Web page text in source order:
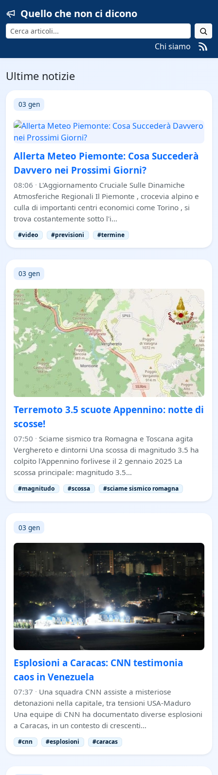
Quello che non ci dicono
Cerca
Chi siamo
Ultime notizie
03 gen
Allerta Meteo Piemonte: Cosa Succederà
Davvero nei Prossimi Giorni?
08:06 · L'Aggiornamento Cruciale Sulle Dinamiche
Atmosferiche Regionali Il Piemonte , crocevia alpino e
culla di importanti centri economici come Torino , si
trova costantemente sotto l'i…
#video #previsioni #termine
03 gen
Terremoto 3.5 scuote Appennino: notte di
scosse!
07:50 · Sciame sismico tra Romagna e Toscana agita
Verghereto e dintorni Una scossa di magnitudo 3.5 ha
colpito l'Appennino forlivese il 2 gennaio 2025 La
scossa principale: magnitudo 3.5…
#magnitudo #scossa #sciame sismico romagna
03 gen
Esplosioni a Caracas: CNN testimonia
caos in Venezuela
07:37 · Una squadra CNN assiste a misteriose
detonazioni nella capitale, tra tensioni USA-Maduro
Una equipe di CNN ha documentato diverse esplosioni
a Caracas, in un contesto di crescenti…
#cnn #esplosioni #caracas